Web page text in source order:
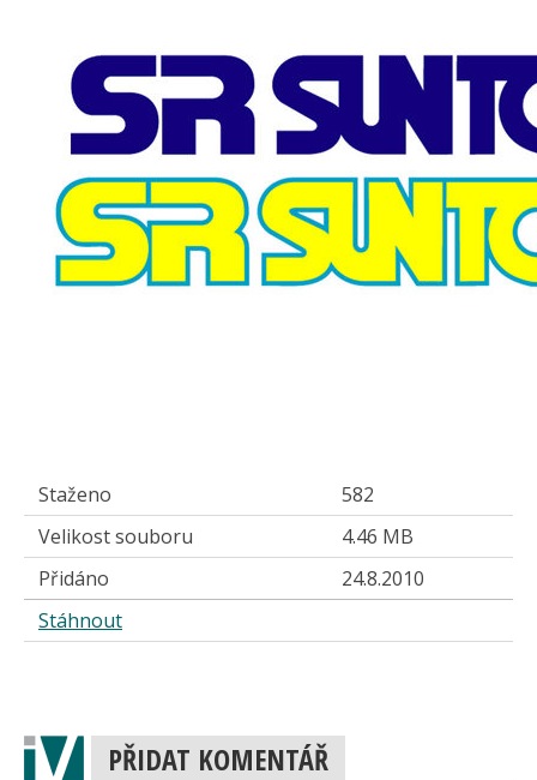
Staženo
582
Velikost souboru
4.46 MB
Přidáno
24.8.2010
Stáhnout
PŘIDAT KOMENTÁŘ